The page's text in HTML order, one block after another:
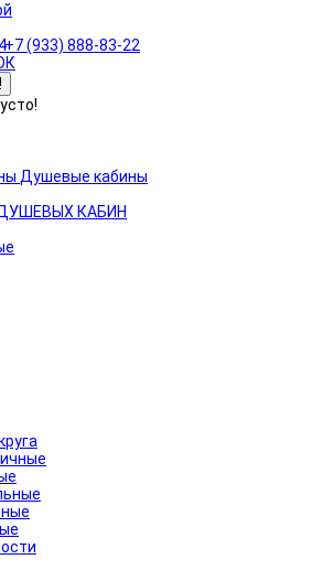
+7 (933) 888-83-22
Душевые кабины
КАБИН